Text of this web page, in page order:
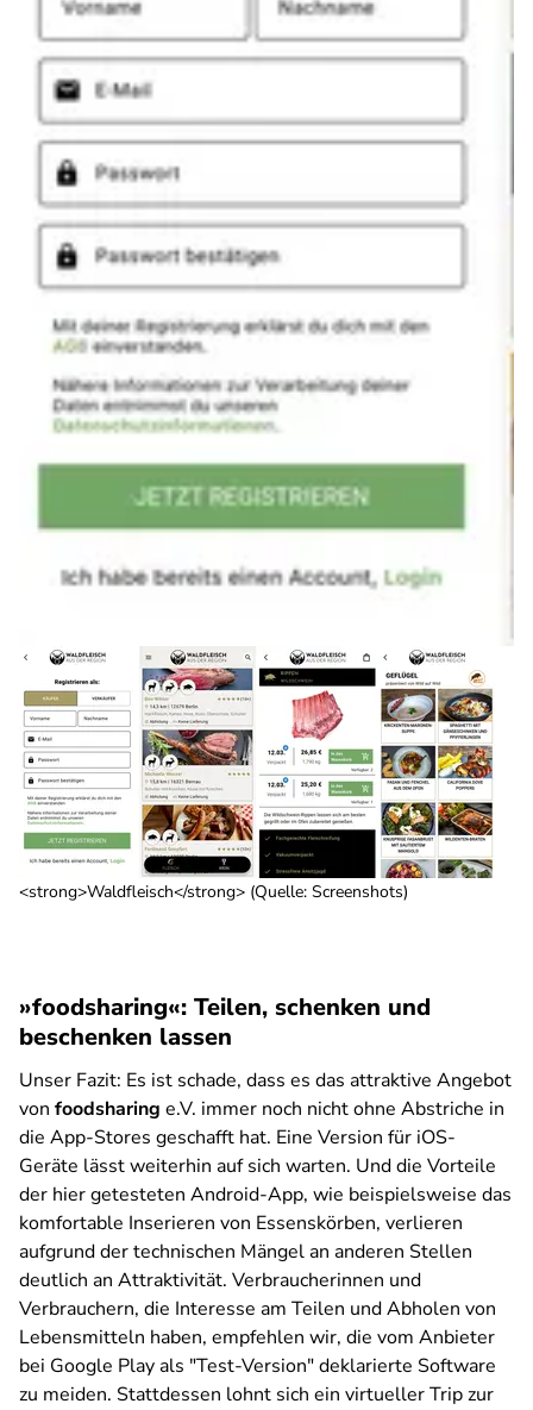
<strong>Waldfleisch</strong> (Quelle: Screenshots)
»foodsharing«: Teilen, schenken und
beschenken lassen
Unser Fazit: Es ist schade, dass es das attraktive Angebot
von foodsharing e.V. immer noch nicht ohne Abstriche in
die App-Stores geschafft hat. Eine Version für iOS-
Geräte lässt weiterhin auf sich warten. Und die Vorteile
der hier getesteten Android-App, wie beispielsweise das
komfortable Inserieren von Essenskörben, verlieren
aufgrund der technischen Mängel an anderen Stellen
deutlich an Attraktivität. Verbraucherinnen und
Verbrauchern, die Interesse am Teilen und Abholen von
Lebensmitteln haben, empfehlen wir, die vom Anbieter
bei Google Play als "Test-Version" deklarierte Software
zu meiden. Stattdessen lohnt sich ein virtueller Trip zur